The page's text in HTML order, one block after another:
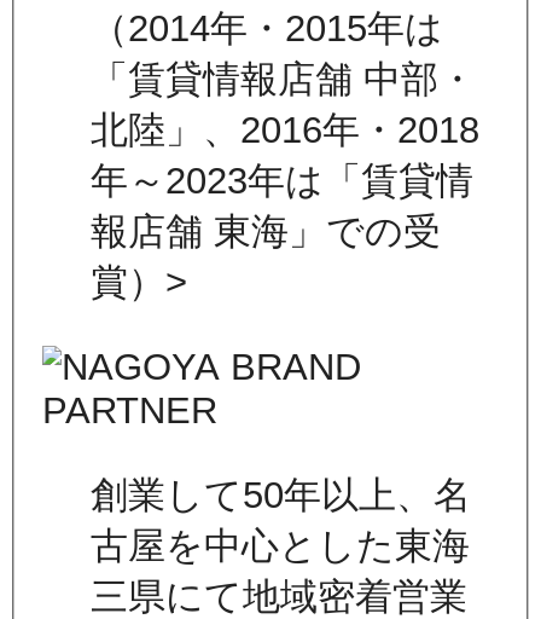
（2014年・2015年は
「賃貸情報店舗 中部・
北陸」、2016年・2018
年～2023年は「賃貸情
報店舗 東海」での受
賞）>
創業して50年以上、名
古屋を中心とした東海
三県にて地域密着営業